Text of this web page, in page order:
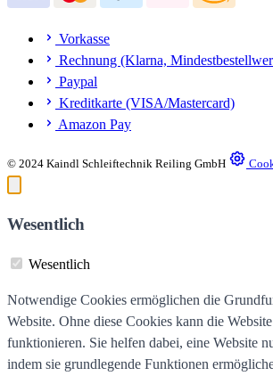
Vorkasse
Rechnung (Klarna,
Paypal
Kreditkarte (VISA/Mastercard)
Amazon Pay
© 2024 Kaindl Schleiftechnik Reiling GmbH
Wesentlich
Wesentlich
Notwendige Cookies ermöglichen die
Website. Ohne diese Cookies kann die
funktionieren. Sie helfen dabei, eine Website
indem sie grundlegende Funktionen